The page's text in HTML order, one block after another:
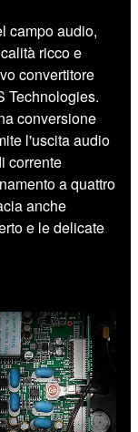
campo audio,
ricco e
convertitore
Technologies.
conversione
l'uscita audio
corrente
a quattro
anche
e le delicate